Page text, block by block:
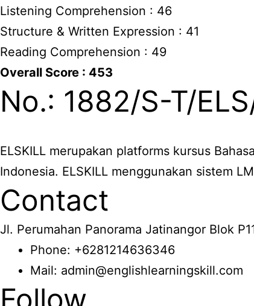
Listening Comprehension : 46
Structure & Written Expression : 41
Reading Comprehension : 49
Overall Score : 453
No.: 1882/S-T/
ELSKILL merupakan platforms kursus
Indonesia. ELSKILL menggunakan sistem
Contact
Jl. Perumahan Panorama Jatinangor Blok
Phone: +6281214636346
Mail: admin@englishlearningskill.com